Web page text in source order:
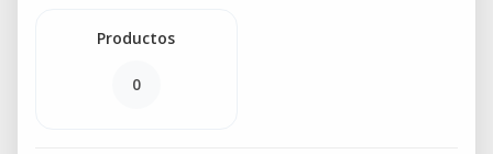
Productos
0